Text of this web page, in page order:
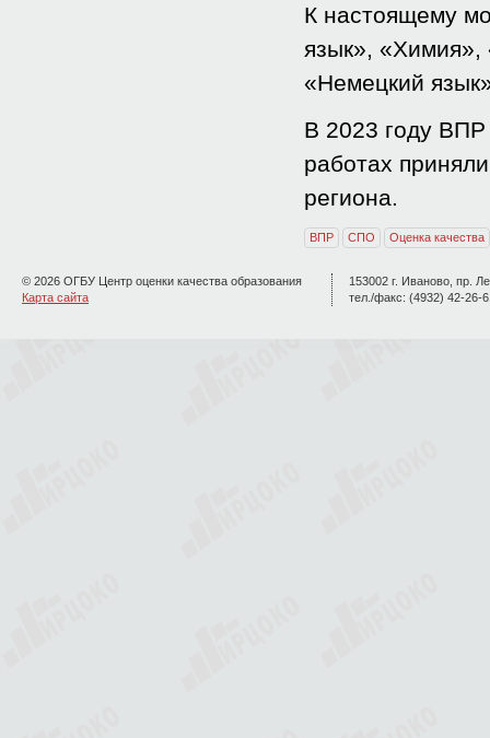
К настоящему
язык», «Химия»,
«Немецкий
В 2023 году
работах
региона.
ВПР СПО Оценка качества
© 2026 ОГБУ Центр оценки качества образования
Карта сайта
153002 г. Иваново, пр.
тел./факс: (4932) 42-26-